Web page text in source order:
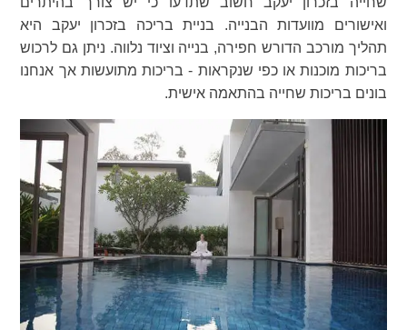
ואישורים מוועדות הבנייה. בניית בריכה בזכרון יעקב היא
תהליך מורכב הדורש חפירה, בנייה וציוד נלווה. ניתן גם לרכוש
בריכות מוכנות או כפי שנקראות - בריכות מתועשות אך אנחנו
בונים בריכות שחייה בהתאמה אישית.